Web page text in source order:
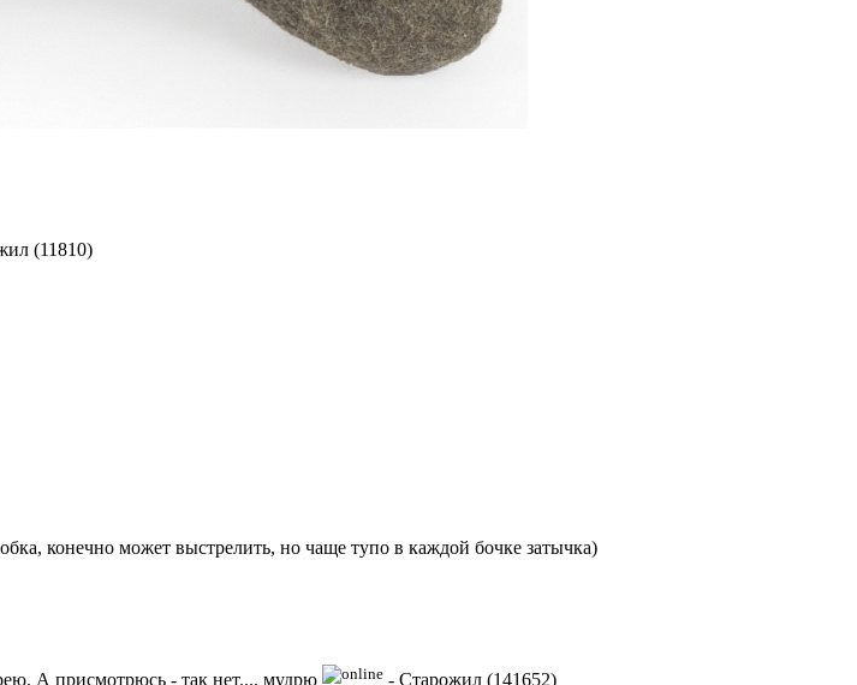
(11810)
конечно может выстрелить, но чаще тупо в каждой бочке затычка)
А присмотрюсь - так нет.... мудрю - Старожил (141652)